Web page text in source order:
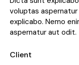
voluptas
explicabo. Nemo
aspernatur aut odit.
Client